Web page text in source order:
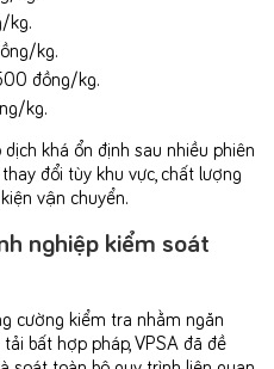
kg.
kg.
đồng/kg.
kg.
khá ổn định sau nhiều phiên
đổi tùy khu vực, chất lượng
vận chuyển.
nghiệp kiểm soát
cường kiểm tra nhằm ngăn
bất hợp pháp, VPSA đã đề